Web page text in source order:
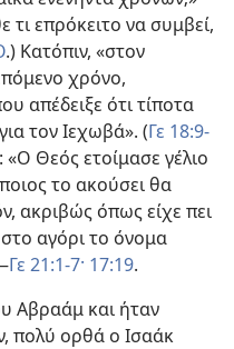
επρόκειτο να συμβεί,
.) Κατόπιν, «στον
χρόνο,
απέδειξε ότι τίποτα
τον Ιεχωβά». (Γε 18:9-
Θεός ετοίμασε γέλιο
το ακούσει θα
ακριβώς όπως είχε πει
αγόρι το όνομα
Γε 21:1-7· 17:19.
Αβραάμ και ήταν
πολύ ορθά ο Ισαάκ